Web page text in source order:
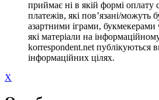
приймає ні в якій формі оплату
платежів, які пов’язані/можуть
азартними іграми, букмекерами
які матеріали на
korrespondent.net публікуються
інформаційних цілях.
X